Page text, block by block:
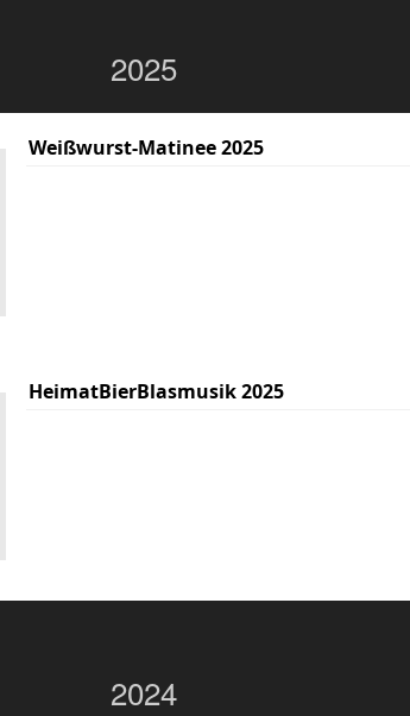
2025
Weißwurst-Matinee 2025
HeimatBierBlasmusik 2025
2024